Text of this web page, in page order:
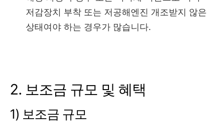
저감장치 부착 또는 저공해엔진 개조받지 않은
상태여야 하는 경우가 많습니다.
2. 보조금 규모 및 혜택
1) 보조금 규모